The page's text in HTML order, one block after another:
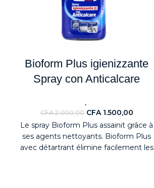
Bioform Plus igienizzante
Spray con Anticalcare
,
CFA2.000,00 CFA1.500,00
Le spray Bioform Plus assainit grâce à
ses agents nettoyants. Bioform Plus
avec détartrant élimine facilement les